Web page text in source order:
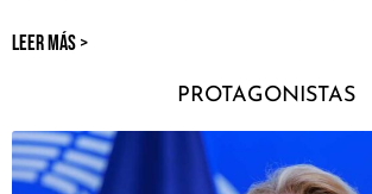
LEER MÁS >
PROTAGONISTAS